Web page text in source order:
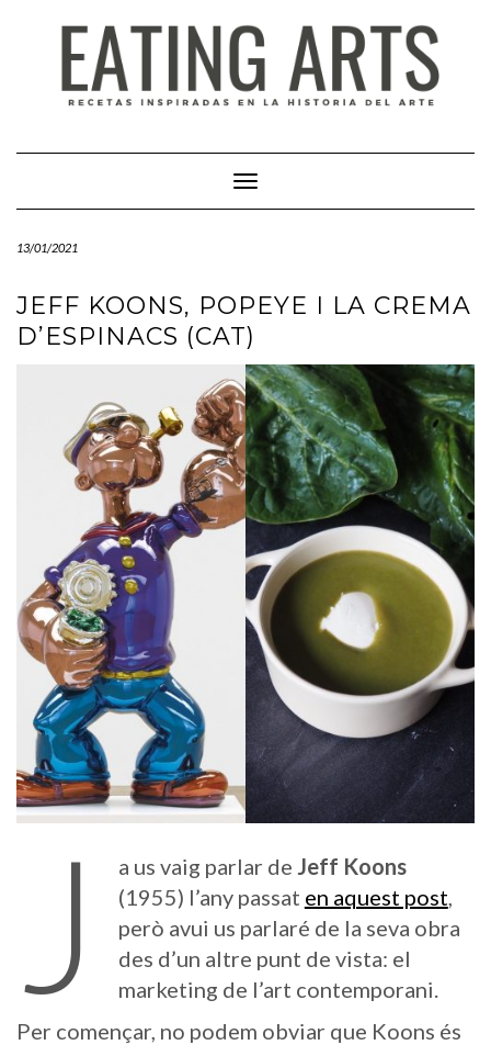
Cambiar modo de navegación
13/01/2021
JEFF KOONS, POPEYE I LA CREMA
D’ESPINACS (CAT)
J a us vaig parlar de Jeff Koons
(1955) l’any passat en aquest post,
però avui us parlaré de la seva obra
des d’un altre punt de vista: el
marketing de l’art contemporani.
Per començar, no podem obviar que Koons és